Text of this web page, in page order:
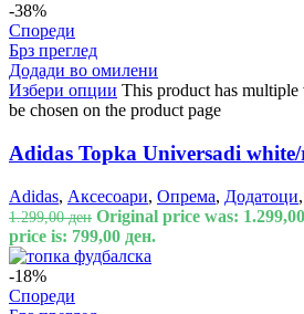
-38%
Спореди
Брз преглед
Додади во омилени
Избери опции This product has
be chosen on the product page
Adidas Topka Universadi white/
Adidas, Аксесоари, Опрема, Додатоци,
1.299,00ден Original price was:
price is: 799,00 ден.
-18%
Спореди